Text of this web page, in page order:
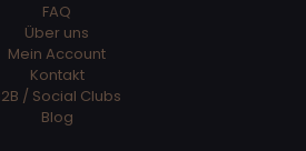
FAQ
Über uns
Mein Account
Kontakt
/ Social Clubs
Blog